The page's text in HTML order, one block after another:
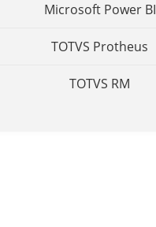
Microsoft Power BI
TOTVS Protheus
TOTVS RM